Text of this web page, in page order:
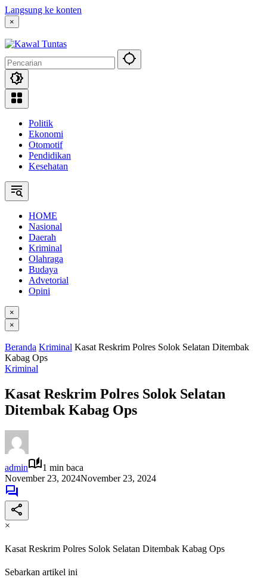
Langsung ke konten
×
Politik
Ekonomi
Otomotif
Pendidikan
Kesehatan
HOME
Nasional
Daerah
Kriminal
Olahraga
Budaya
Advetorial
Opini
×
×
Beranda Kriminal Kasat Reskrim Polres Solok Selatan Ditembak
Kabag Ops
Kriminal
Kasat Reskrim Polres Solok Selatan
Ditembak Kabag Ops
admin
1 min baca
November 23, 2024November 23, 2024
×
Kasat Reskrim Polres Solok Selatan Ditembak Kabag Ops
Sebarkan artikel ini